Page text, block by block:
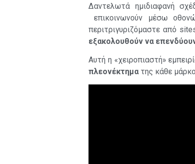
Δαντελωτά ημιδιαφανή
επικοινωνούν μέσω
περιτριγυριζόμαστε από
εξακολουθούν να
Αυτή η «χειροπιαστή»
πλεονέκτημα της κάθε